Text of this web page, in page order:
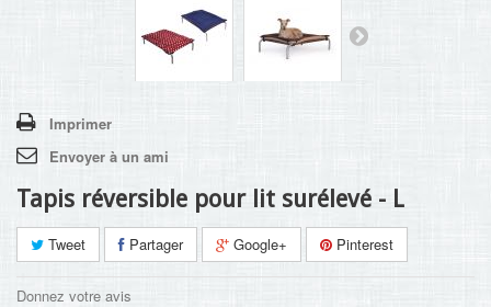
Imprimer
Envoyer à un ami
Tapis réversible pour lit surélevé - L
Tweet Partager Google+ Pinterest
Donnez votre avis